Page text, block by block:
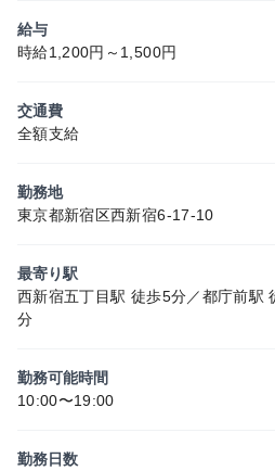
給与
時給1,200円～1,500円
交通費
全額支給
勤務地
東京都新宿区西新宿6-17-10
最寄り駅
西新宿五丁目駅 徒歩5分／都庁前駅
分
勤務可能時間
10:00〜19:00
勤務日数